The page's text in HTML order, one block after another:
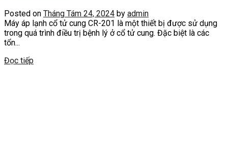
Posted on Tháng Tám 24, 2024 by admin
Máy áp lạnh cổ tử cung CR-201 là một thiết bị được sử dụng
trong quá trình điều trị bệnh lý ở cổ tử cung. Đặc biệt là các
tổn...
Đọc tiếp